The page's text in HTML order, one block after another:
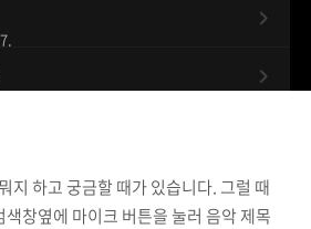
지 하고 궁금할 때가 있습니다. 그럴 때
창옆에 마이크 버튼을 눌러 음악 제목